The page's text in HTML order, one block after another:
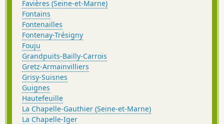
Favières (Seine-et-Marne)
Fontains
Fontenailles
Fontenay-Trésigny
Fouju
Grandpuits-Bailly-Carrois
Gretz-Armainvilliers
Grisy-Suisnes
Guignes
Hautefeuille
La Chapelle-Gauthier (Seine-et-Marne)
La Chapelle-Iger